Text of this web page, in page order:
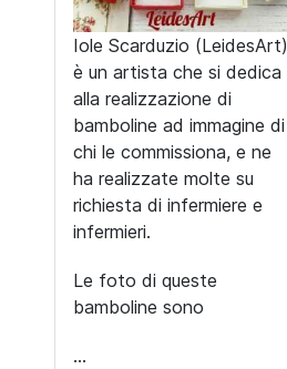
Iole Scarduzio (LeidesArt)
è un artista che si dedica
alla realizzazione di
bamboline ad immagine di
chi le commissiona, e ne
ha realizzate molte su
richiesta di infermiere e
infermieri.
Le foto di queste
bamboline sono
...